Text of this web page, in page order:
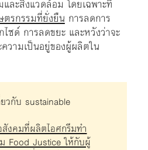
ละสิ่งแวดล้อม โดยเฉพาะที่
ตรกรรมที่ยั่งยืน การลดการ
ซด์ การลดขยะ และหวังว่าจะ
วามเป็นอยู่ของผู้ผลิตใน
วกับ sustainable
งคมที่ผลิตไอศกรีมทำ
Food Justice ให้กับผู้